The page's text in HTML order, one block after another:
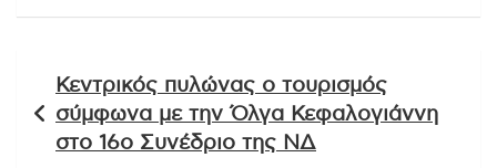
άρθρων
Κεντρικός πυλώνας ο τουρισμός
σύμφωνα με την Όλγα Κεφαλογιάννη
στο 16ο Συνέδριο της ΝΔ